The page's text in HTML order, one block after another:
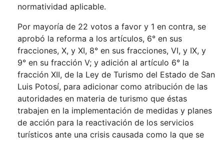
normatividad aplicable.
Por mayoría de 22 votos a favor y 1 en contra, se
aprobó la reforma a los artículos, 6° en sus
fracciones, X, y XI, 8° en sus fracciones, VI, y IX, y
9° en su fracción V; y adición al artículo 6° la
fracción XII, de la Ley de Turismo del Estado de San
Luis Potosí, para adicionar como atribución de las
autoridades en materia de turismo que éstas
trabajen en la implementación de medidas y planes
de acción para la reactivación de los servicios
turísticos ante una crisis causada como la que se